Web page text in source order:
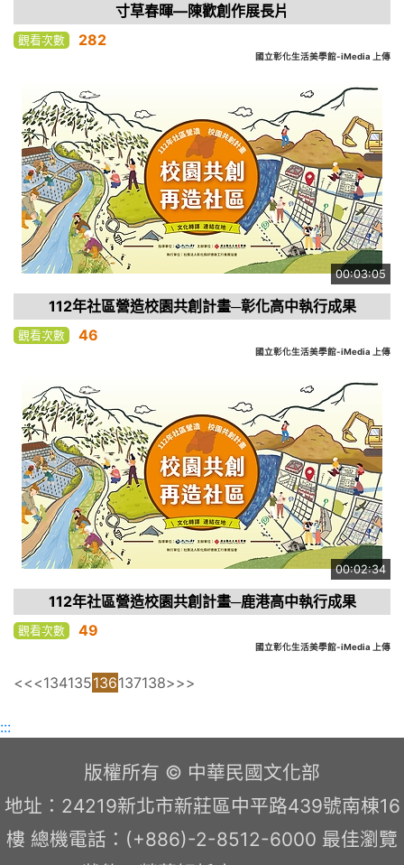
寸草春暉—陳歡創作展長片
觀看次數 282
國立彰化生活美學館-iMedia 上傳
00:03:05
112年社區營造校園共創計畫─彰化高中執行成果
觀看次數 46
國立彰化生活美學館-iMedia 上傳
00:02:34
112年社區營造校園共創計畫─鹿港高中執行成果
觀看次數 49
國立彰化生活美學館-iMedia 上傳
<<<134135136137138>>>
:::
版權所有 © 中華民國文化部
地址：24219新北市新莊區中平路439號南棟16
樓 總機電話：(+886)-2-8512-6000 最佳瀏覽